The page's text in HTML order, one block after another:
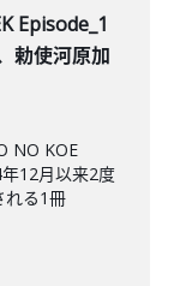
Episode_1
勅使河原加
NO KOE
12月以来2度
れる1冊